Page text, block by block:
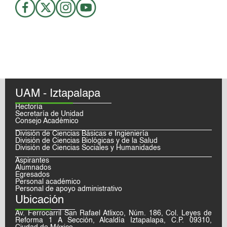
UAM - Iztapalapa
Rectoría
Secretaría de Unidad
Consejo Académico
División de Ciencias Básicas e Ingieniería
División de Ciencias Biológicas y de la Salud
División de Ciencias Sociales y Humanidades
Aspirantes
Alumnados
Egresados
Personal académico
Personal de apoyo administrativo
Ubicación
Av. Ferrocarril San Rafael Atlixco, Núm. 186, Col. Leyes de
Reforma 1 A Sección, Alcaldía Iztapalapa, C.P. 09310,